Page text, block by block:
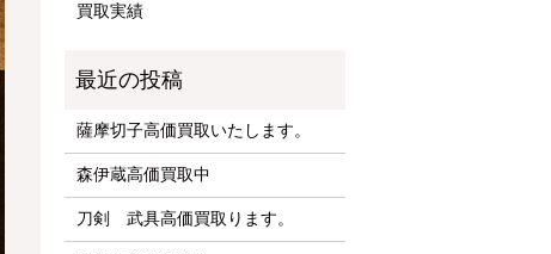
買取実績
薩摩切子高価買取いたします。
森伊蔵高価買取中
刀剣 武具高価買取ります。